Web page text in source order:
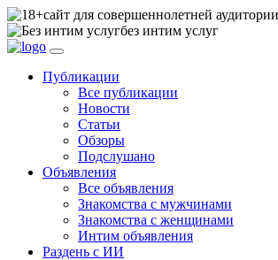
сайт для совершеннолетней аудитории
без интим услуг
Публикации
Все публикации
Новости
Статьи
Обзоры
Подслушано
Объявления
Все объявления
Знакомства с мужчинами
Знакомства с женщинами
Интим объявления
Раздень с ИИ